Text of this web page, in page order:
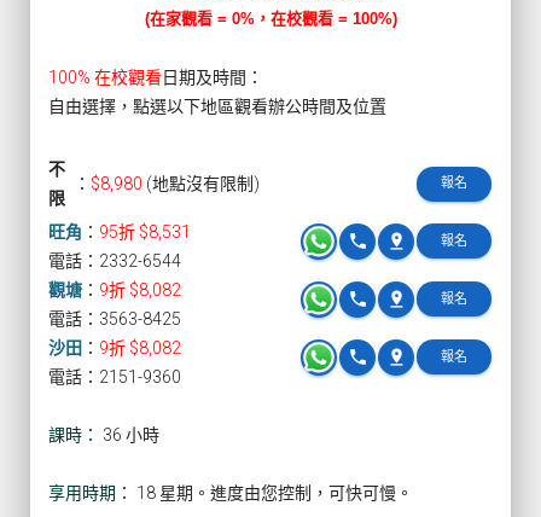
(在家觀看 = 0%，在校觀看 = 100%)
100% 在校觀看日期及時間：
自由選擇，點選以下地區觀看辦公時間及位置
不
限
： $8,980 (地點沒有限制) 報名
旺角 ： 95折 $8,531 報名
pin_drop
phone
電話：2332-6544
觀塘 ： 9折 $8,082 報名
pin_drop
phone
電話：3563-8425
沙田 ： 9折 $8,082 報名
pin_drop
phone
電話：2151-9360
課時： 36 小時
享用時期： 18 星期。進度由您控制，可快可慢。